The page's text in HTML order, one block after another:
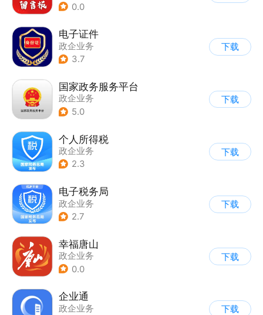
0.0
电子证件
政企业务
3.7
下载
国家政务服务平台
政企业务
5.0
下载
个人所得税
政企业务
2.3
下载
电子税务局
政企业务
2.7
下载
幸福唐山
政企业务
0.0
下载
企业通
政企业务
下载